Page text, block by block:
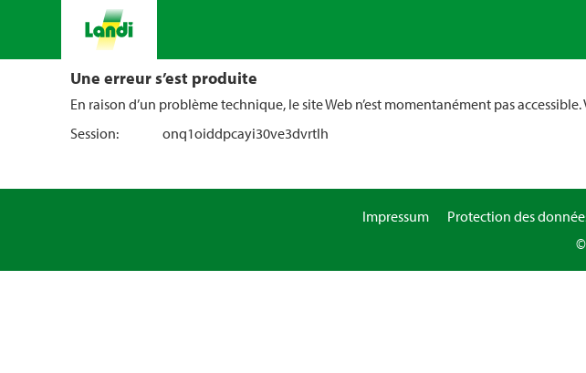
Une erreur s’est produite
En raison d’un problème technique, le site Web n’est momentanément pas
Session:
onq1oiddpcayi30ve3dvrtlh
Impressum Protection des